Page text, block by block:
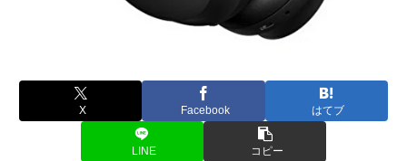
X Facebook はてブ
LINE コピー